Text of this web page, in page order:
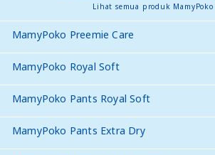
Lihat semua produk MamyPoko
MamyPoko Preemie Care
MamyPoko Royal Soft
MamyPoko Pants Royal Soft
MamyPoko Pants Extra Dry